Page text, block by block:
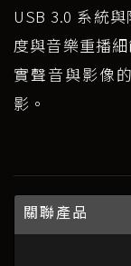
USB 3.0 系統
度與音樂重播
實聲音與影像
影。
關聯產品